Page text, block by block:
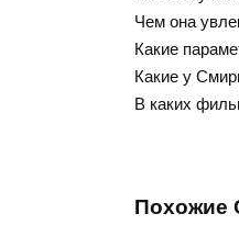
Чем она
Какие
Какие у
В каких
Похожие